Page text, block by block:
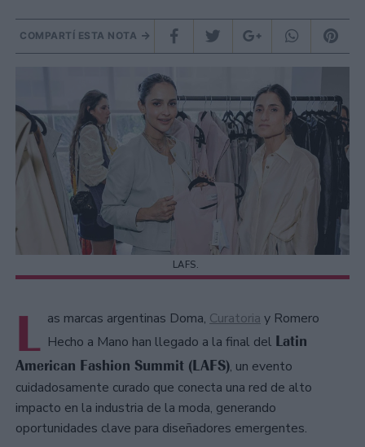
COMPARTÍ ESTA NOTA
LAFS.
L as marcas argentinas Doma, Curatoria y Romero
Hecho a Mano han llegado a la final del Latin
American Fashion Summit (LAFS), un evento
cuidadosamente curado que conecta una red de alto
impacto en la industria de la moda, generando
oportunidades clave para diseñadores emergentes.